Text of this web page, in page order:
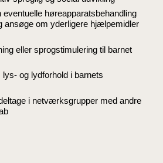
eventuelle høreapparatsbehandling
ansøge om yderligere hjælpemidler
eller sprogstimulering til barnet
og lydforhold i barnets
i netværksgrupper med andre